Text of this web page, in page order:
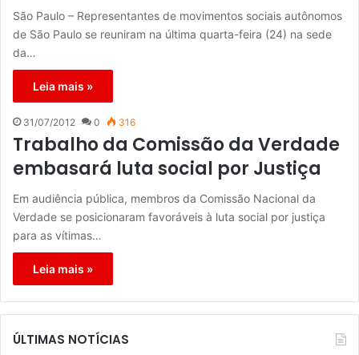
São Paulo – Representantes de movimentos sociais autônomos
de São Paulo se reuniram na última quarta-feira (24) na sede
da…
Leia mais »
31/07/2012 0 316
Trabalho da Comissão da Verdade
embasará luta social por Justiça
Em audiência pública, membros da Comissão Nacional da
Verdade se posicionaram favoráveis à luta social por justiça
para as vítimas…
Leia mais »
ÚLTIMAS NOTÍCIAS